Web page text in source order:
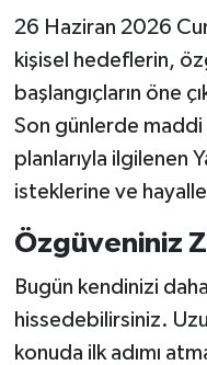
26 Haziran 2026
kişisel hedeflerin,
başlangıçların öne
Son günlerde
planlarıyla ilgilenen
isteklerine ve
Özgüveniniz
Bugün kendinizi
hissedebilirsiniz.
konuda ilk adımı